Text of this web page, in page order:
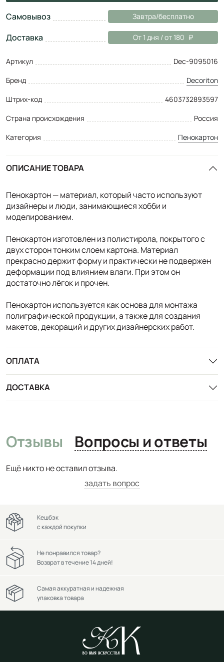
Самовывоз Завтра/бесплатно
Доставка От 1 дня / от 180
Артикул
Dec-9095016
Бренд
Decoriton
Штрих-код
4603732893597
Страна происхождения
Россия
Категория
Пенокартон
ОПИСАНИЕ ТОВАРА
Пенокартон — материал, который часто используют
дизайнеры и люди, занимающиеся хобби и
моделированием.
Пенокартон изготовлен из полистирола, покрытого с
двух сторон тонким слоем картона. Материал
прекрасно держит форму и практически не подвержен
деформации под влиянием влаги. При этом он
достаточно лёгок и прочен.
Пенокартон используется как основа для монтажа
полиграфической продукции, а также для создания
макетов, декораций и других дизайнерских работ.
ОПЛАТА
ДОСТАВКА
Отзывы Вопросы и ответы
Ещё никто не оставил отзыва.
задать вопрос
Кешбэк
с каждой покупки
Не понравился товар?
Возврат в течение 14 дней!
Самая аккуратная и надежная
упаковка товара